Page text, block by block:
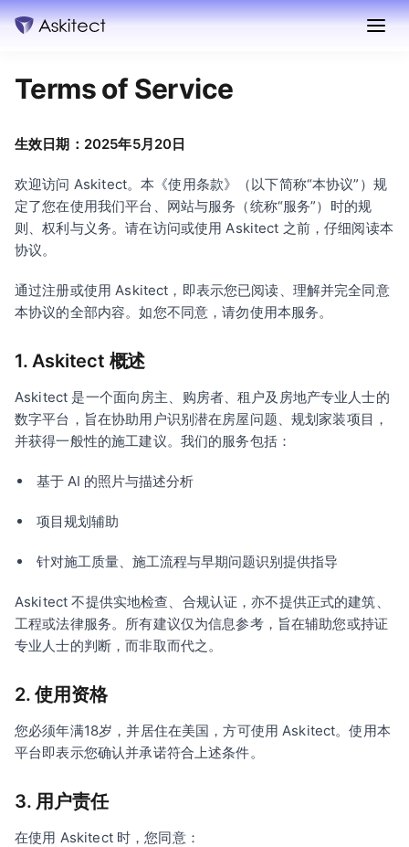
Terms of Service
生效日期：2025年5月20日
欢迎访问 Askitect。本《使用条款》（以下简称“本协议”）规
定了您在使用我们平台、网站与服务（统称“服务”）时的规
则、权利与义务。请在访问或使用 Askitect 之前，仔细阅读本
协议。
通过注册或使用 Askitect，即表示您已阅读、理解并完全同意
本协议的全部内容。如您不同意，请勿使用本服务。
1. Askitect 概述
Askitect 是一个面向房主、购房者、租户及房地产专业人士的
数字平台，旨在协助用户识别潜在房屋问题、规划家装项目，
并获得一般性的施工建议。我们的服务包括：
基于 AI 的照片与描述分析
项目规划辅助
针对施工质量、施工流程与早期问题识别提供指导
Askitect 不提供实地检查、合规认证，亦不提供正式的建筑、
工程或法律服务。所有建议仅为信息参考，旨在辅助您或持证
专业人士的判断，而非取而代之。
2. 使用资格
您必须年满18岁，并居住在美国，方可使用 Askitect。使用本
平台即表示您确认并承诺符合上述条件。
3. 用户责任
在使用 Askitect 时，您同意：